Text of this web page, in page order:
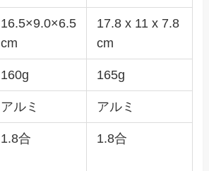
16.5×9.0×6.5
cm
17.8 x 11 x 7.8
cm
160g 165g
アルミ アルミ
1.8合 1.8合